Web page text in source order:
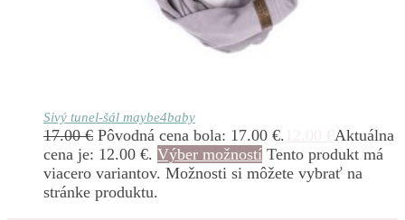
Sivý tunel-šál maybe4baby
17.00€ Pôvodná cena bola: 17.00 €.
Aktuálna
cena je: 12.00 €. Výber možností Tento produkt má
viacero variantov. Možnosti si môžete vybrať na
stránke produktu.